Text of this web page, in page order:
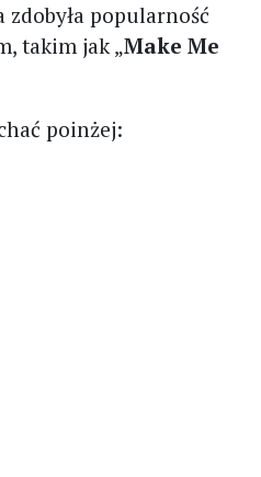
zdobyła popularność
takim jak „Make Me
poinżej: